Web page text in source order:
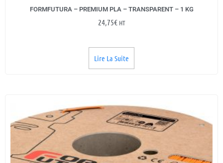
FORMFUTURA – PREMIUM PLA – TRANSPARENT – 1 KG
24,75€ HT
Lire La Suite